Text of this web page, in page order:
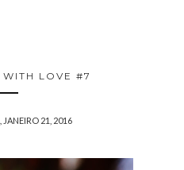
LOVE #7
JANEIRO 21, 2016